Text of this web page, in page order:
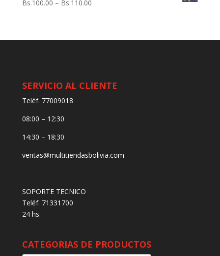
Bs.100.00 – Bs.110.00
SERVICIO AL CLIENTE
Teléf. 77009018
08:00 – 12:30
14:30 – 18:30
ventas@multitiendasbolivia.com
SOPORTE TECNICO
Teléf. 71331700
24 hs.
CATEGORIAS DE PRODUCTOS